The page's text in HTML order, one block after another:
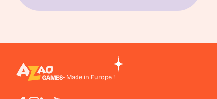
- Made in Europe !